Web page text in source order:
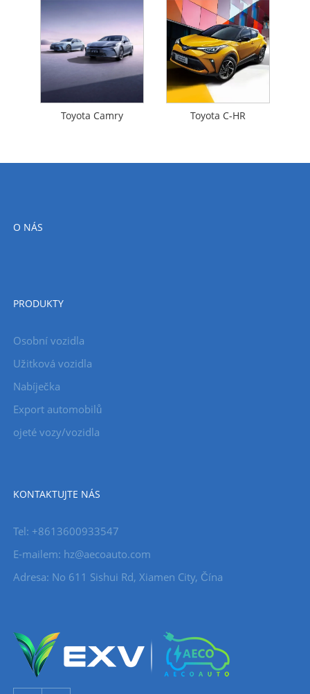
Toyota Camry Toyota C-HR
O NÁS
PRODUKTY
Osobní vozidla
Užitková vozidla
Nabíječka
Export automobilů
ojeté vozy/vozidla
KONTAKTUJTE NÁS
Tel: +8613600933547
E-mailem: hz@aecoauto.com
Adresa: No 611 Sishui Rd, Xiamen City, Čína